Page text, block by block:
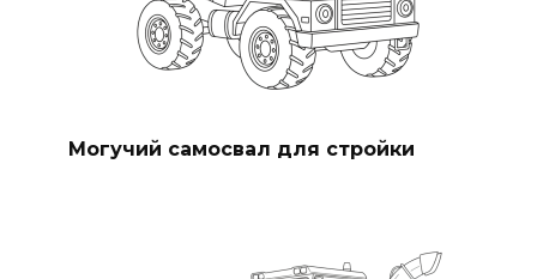
Могучий самосвал для стройки